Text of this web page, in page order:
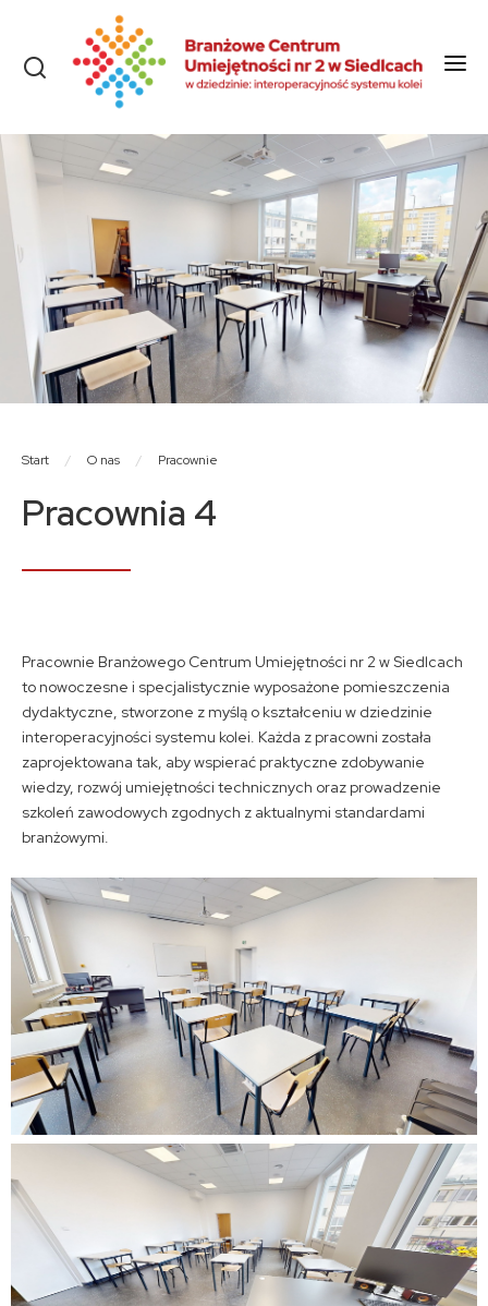
Start
O nas
Aktualności
Szkolenia i kursy
Olimpiady
Konkursy
Rekrutacja
Kontakt
Start / O nas / Pracownie
Pracownia 4
Pracownie Branżowego Centrum Umiejętności nr 2 w Siedlcach
to nowoczesne i specjalistycznie wyposażone pomieszczenia
dydaktyczne, stworzone z myślą o kształceniu w dziedzinie
interoperacyjności systemu kolei. Każda z pracowni została
zaprojektowana tak, aby wspierać praktyczne zdobywanie
wiedzy, rozwój umiejętności technicznych oraz prowadzenie
szkoleń zawodowych zgodnych z aktualnymi standardami
branżowymi.